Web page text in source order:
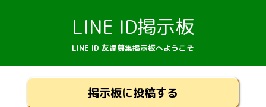
LINE ID掲示板
LINE ID 友達募集掲示板へようこそ
掲示板に投稿する